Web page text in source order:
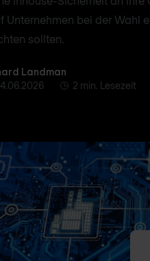
Unternehmen bei der Wahl
sollten.
Landman
2 min. Lesezeit